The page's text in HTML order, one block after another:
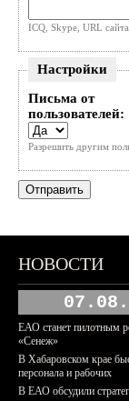
ICQ, Skype, URL сайта
Настройки
Письма от
пользователей:
Разрешить другим
НОВОСТИ
ЕАО станет пилотным
«Сенеж»
В Хабаровском крае
персонала и рабочих
В ЕАО обсудили